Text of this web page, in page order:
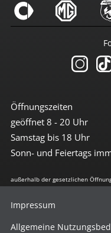
Öffnungszeiten
geöffnet 8 - 20 Uhr
Samstag bis 18 Uhr
Sonn- und Feiertags
außerhalb der gesetzlichen
Impressum
Allgemeine